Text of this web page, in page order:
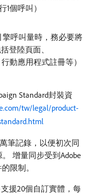
1個呼叫）
擎呼叫量時，務必要將
登陸頁面、
行動應用程式註冊等）
Standard封裝資
tw/legal/product-
筆記錄，以便初次同
增量同步受到Adobe
限制。
援20個自訂實體，每